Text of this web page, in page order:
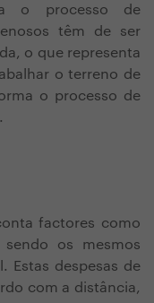
o processo de
têm de ser
o que representa
o terreno de
o processo de
factores como
os mesmos
Estas despesas de
com a distância,